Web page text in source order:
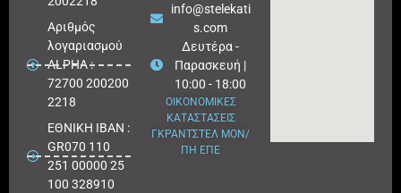
Aριθμός
λογαριασμού
ALPHA :
72700 200200
2218
ΕΘΝΙΚΗ ΙΒΑΝ :
GR070 110
251 00000 25
100 328910
info@stelekati
s.com
Δευτέρα -
Παρασκευή |
10:00 - 18:00
ΟΙΚΟΝΟΜΙΚΕΣ
ΚΑΤΑΣΤΑΣΕΙΣ
ΓΚΡΑΝΤΣΤΕΛ ΜΟΝ/
ΠΗ ΕΠΕ